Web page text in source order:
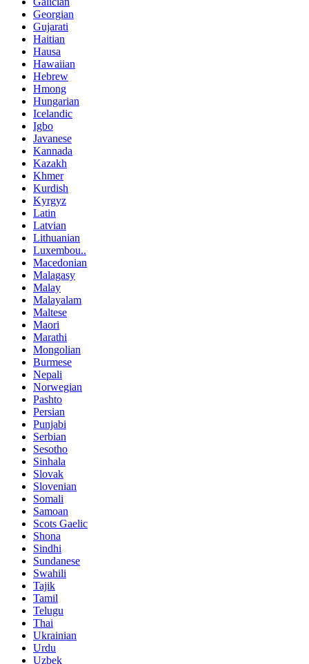
Georgian
Gujarati
Haitian
Hausa
Hawaiian
Hebrew
Hmong
Hungarian
Icelandic
Igbo
Javanese
Kannada
Kazakh
Khmer
Kurdish
Kyrgyz
Latin
Latvian
Lithuanian
Luxembou..
Macedonian
Malagasy
Malay
Malayalam
Maltese
Maori
Marathi
Mongolian
Burmese
Nepali
Norwegian
Pashto
Persian
Punjabi
Serbian
Sesotho
Sinhala
Slovak
Slovenian
Somali
Samoan
Scots Gaelic
Shona
Sindhi
Sundanese
Swahili
Tajik
Tamil
Telugu
Thai
Ukrainian
Urdu
Uzbek